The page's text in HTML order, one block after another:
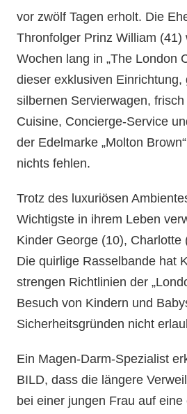
vor zwölf Tagen erholt. Die
Thronfolger Prinz William (41)
Wochen lang in „The London
dieser exklusiven Einrichtung,
silbernen Servierwagen,
Cuisine, Concierge-Service
der Edelmarke „Molton
nichts fehlen.
Trotz des luxuriösen
Wichtigste in ihrem Leben
Kinder George (10), Charlotte
Die quirlige Rasselbande hat
strengen Richtlinien der
Besuch von Kindern und
Sicherheitsgründen nicht
Ein Magen-Darm-Spezialist
BILD, dass die längere
bei einer jungen Frau auf eine